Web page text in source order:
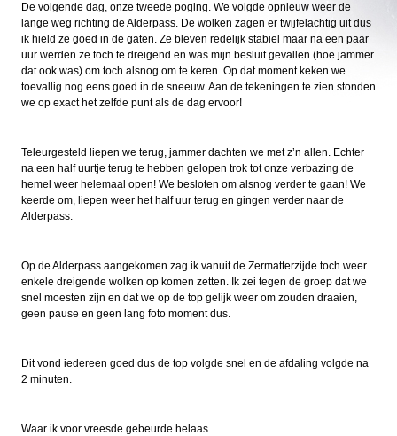
De volgende dag, onze tweede poging. We volgde opnieuw weer de
lange weg richting de Alderpass. De wolken zagen er twijfelachtig uit dus
ik hield ze goed in de gaten. Ze bleven redelijk stabiel maar na een paar
uur werden ze toch te dreigend en was mijn besluit gevallen (hoe jammer
dat ook was) om toch alsnog om te keren. Op dat moment keken we
toevallig nog eens goed in de sneeuw. Aan de tekeningen te zien stonden
we op exact het zelfde punt als de dag ervoor!
Teleurgesteld liepen we terug, jammer dachten we met z’n allen. Echter
na een half uurtje terug te hebben gelopen trok tot onze verbazing de
hemel weer helemaal open! We besloten om alsnog verder te gaan! We
keerde om, liepen weer het half uur terug en gingen verder naar de
Alderpass.
Op de Alderpass aangekomen zag ik vanuit de Zermatterzijde toch weer
enkele dreigende wolken op komen zetten. Ik zei tegen de groep dat we
snel moesten zijn en dat we op de top gelijk weer om zouden draaien,
geen pause en geen lang foto moment dus.
Dit vond iedereen goed dus de top volgde snel en de afdaling volgde na
2 minuten.
Waar ik voor vreesde gebeurde helaas.